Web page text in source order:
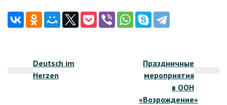
Deutsch im
Herzen
Праздничные
мероприятия
в ООН
«Возрождение»